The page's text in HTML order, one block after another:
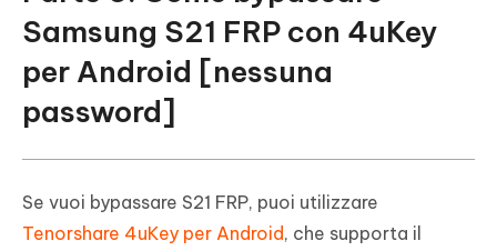
Samsung S21 FRP con 4uKey
per Android [nessuna
password]
Se vuoi bypassare S21 FRP, puoi utilizzare
Tenorshare 4uKey per Android, che supporta il